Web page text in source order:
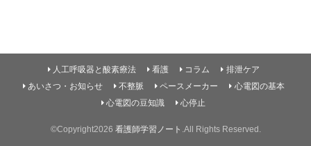
人工呼吸器と酸素療法 看護 コラム
排泄ケア
あいさつ・お知らせ
不整脈 ペースメーカー
心電図の基本
心電図の豆知識
心停止
©Copyright2026 看護師学習ノート .All Rights Reserved.